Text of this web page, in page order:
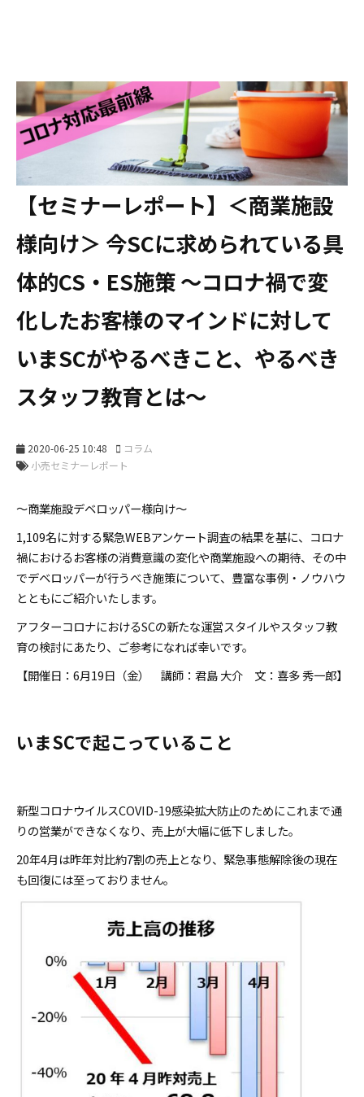
【セミナーレポート】＜商業施設
様向け＞ 今SCに求められている具
体的CS・ES施策 ～コロナ禍で変
化したお客様のマインドに対して
いまSCがやるべきこと、やるべき
スタッフ教育とは～
2020-06-25 10:48 コラム
～商業施設デベロッパー様向け～
1,109名に対する緊急WEBアンケート調査の結果を基に、コロナ
禍におけるお客様の消費意識の変化や商業施設への期待、その中
でデベロッパーが行うべき施策について、豊富な事例・ノウハウ
とともにご紹介いたします。
アフターコロナにおけるSCの新たな運営スタイルやスタッフ教
育の検討にあたり、ご参考になれば幸いです。
【開催日：6月19日（金） 講師：君島 大介 文：喜多 秀一郎】
いまSCで起こっていること
新型コロナウイルスCOVID-19感染拡大防止のためにこれまで通
りの営業ができなくなり、売上が大幅に低下しました。
20年4月は昨年対比約7割の売上となり、緊急事態解除後の現在
も回復には至っておりません。